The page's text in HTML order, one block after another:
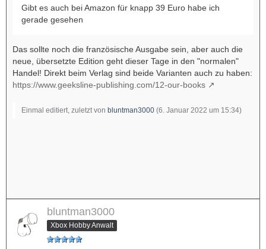
Gibt es auch bei Amazon für knapp 39 Euro habe ich
gerade gesehen
Das sollte noch die französische Ausgabe sein, aber auch die
neue, übersetzte Edition geht dieser Tage in den "normalen"
Handel! Direkt beim Verlag sind beide Varianten auch zu haben:
https://www.geeksline-publishing.com/12-our-books
Einmal editiert, zuletzt von bluntman3000 (6. Januar 2022 um 15:34)
bluntman3000
Xbox Hobby Anwalt